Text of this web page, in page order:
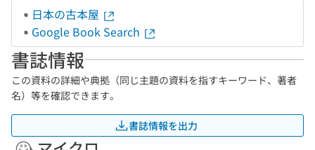
日本の古本屋
Google Book Search
書誌情報
この資料の詳細や典拠（同じ主題の資料を指すキーワード、著者
名）等を確認できます。
書誌情報を出力